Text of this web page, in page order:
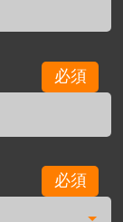
必須
必須